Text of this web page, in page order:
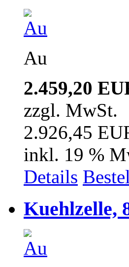
Au
2.459,20
zzgl. MwSt.
2.926,45
inkl. 19 %
Details
Kuehlzelle,